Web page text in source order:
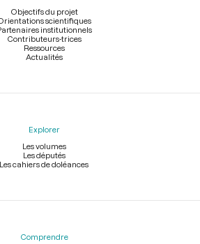
Objectifs du projet
scientifiques
institutionnels
Contributeurs-trices
Ressources
Actualités
Explorer
Les volumes
Les députés
Les cahiers de doléances
Comprendre